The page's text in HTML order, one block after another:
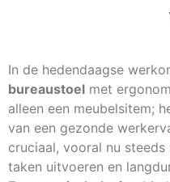
In de hedendaagse
bureaustoel met
alleen een meubelsitem;
van een gezonde
cruciaal, vooral nu steeds
taken uitvoeren en